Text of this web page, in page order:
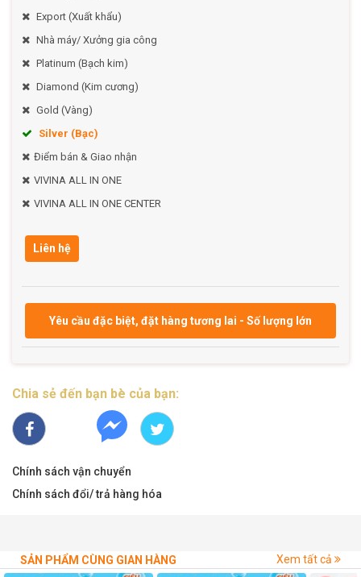
Export (Xuất khẩu)
Nhà máy/ Xưởng gia công
Platinum (Bạch kim)
Diamond (Kim cương)
Gold (Vàng)
Silver (Bạc)
Điểm bán & Giao nhận
VIVINA ALL IN ONE
VIVINA ALL IN ONE CENTER
Liên hệ
Yêu cầu đặc biệt, đặt hàng tương lai - Số lượng lớn
Chia sẻ đến bạn bè của bạn:
Chính sách vận chuyển
Chính sách đổi/ trả hàng hóa
SẢN PHẨM CÙNG GIAN HÀNG Xem tất cả